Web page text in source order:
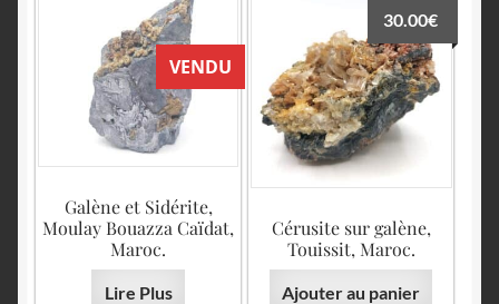
VENDU
Galène et Sidérite,
Moulay Bouazza Caïdat,
Maroc.
Lire Plus
Cérusite sur galène,
Touissit, Maroc.
30.00€
Ajouter au panier